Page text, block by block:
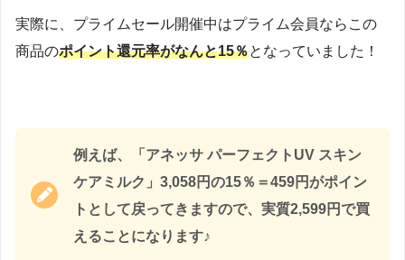
実際に、プライムセール開催中はプライム会員ならこの
商品のポイント還元率がなんと15％となっていました！
例えば、「アネッサ パーフェクトUV スキン
ケアミルク」3,058円の15％＝459円がポイン
トとして戻ってきますので、実質2,599円で買
えることになります♪